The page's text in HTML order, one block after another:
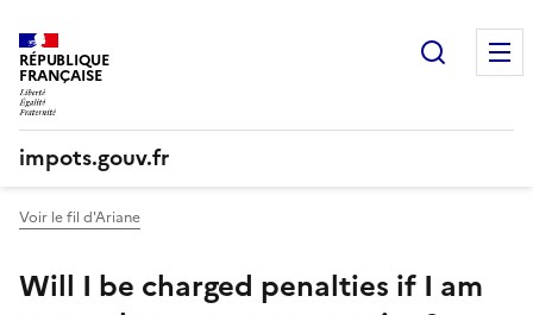
RÉPUBLIQUE
FRANÇAISE
impots.gouv.fr
Voir le fil d'Ariane
Will I be charged penalties if I am